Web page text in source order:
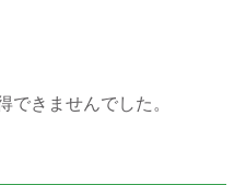
できませんでした。